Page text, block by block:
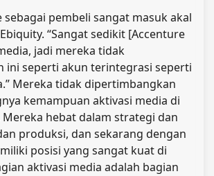
sebagai pembeli sangat masuk akal
“Sangat sedikit [Accenture
jadi mereka tidak
ini seperti akun terintegrasi seperti
Mereka tidak dipertimbangkan
kemampuan aktivasi media di
hebat dalam strategi dan
produksi, dan sekarang dengan
posisi yang sangat kuat di
aktivasi media adalah bagian